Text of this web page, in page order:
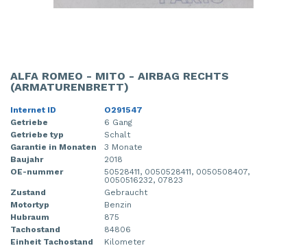
ALFA ROMEO - MITO - AIRBAG RECHTS
(ARMATURENBRETT)
Internet ID
O291547
Getriebe
6 Gang
Getriebe typ
Schalt
Garantie in Monaten
3 Monate
Baujahr
2018
OE-nummer
50528411, 0050528411, 0050508407,
0050516232, 07823
Zustand
Gebraucht
Motortyp
Benzin
Hubraum
875
Tachostand
84806
Einheit Tachostand
Kilometer